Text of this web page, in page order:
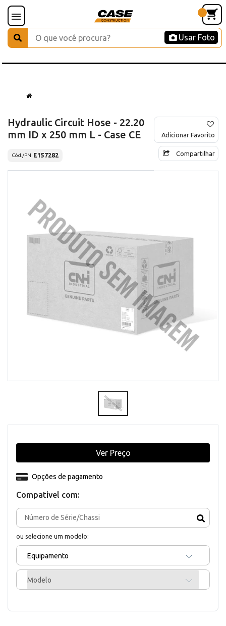
Usar Foto
Hydraulic Circuit Hose - 22.20
mm ID x 250 mm L - Case CE
Cód./PN E157282
Adicionar Favorito
Compartilhar
Compativel com:
ou selecione um modelo:
Equipamento
Modelo
Opções de pagamento
Ver Preço